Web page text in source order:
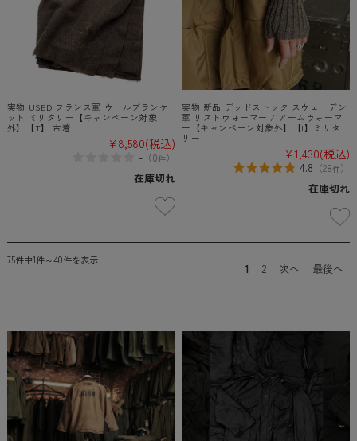
実物 USED フランス軍 ウールブランケ
ット ミリタリー【キャンペーン対象
外】【T】 古着
¥8,580(税込)
-（0件）
在庫切れ
実物 新品 デッドストック スウェーデン
軍 リストウォーマー / アームウォーマ
ー【キャンペーン対象外】【I】ミリタ
リー
¥1,430(税込)
4.8 （28件）
在庫切れ
75件中1件～40件を表示
1 2 次へ 最後へ